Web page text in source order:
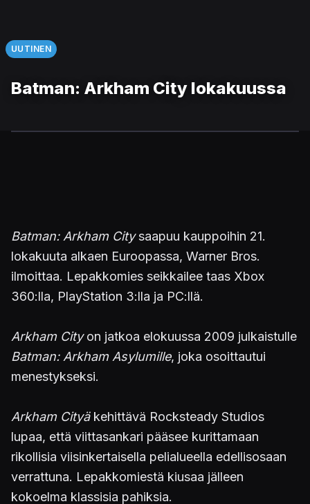
UUTINEN
Batman: Arkham City lokakuussa
Batman: Arkham Citysaapuu kauppoihin 21.
lokakuuta alkaen Euroopassa, Warner Bros.
ilmoittaa. Lepakkomies seikkailee taas Xbox
360:lla, PlayStation 3:lla ja PC:llä.
Arkham Cityon jatkoa elokuussa 2009 julkaistulle
Batman: Arkham Asylumille, joka osoittautui
menestykseksi.
Arkham Cityäkehittävä Rocksteady Studios
lupaa, että viittasankari pääsee kurittamaan
rikollisia viisinkertaisella pelialueella edellisosaan
verrattuna. Lepakkomiestä kiusaa jälleen
kokoelma klassisia pahiksia.